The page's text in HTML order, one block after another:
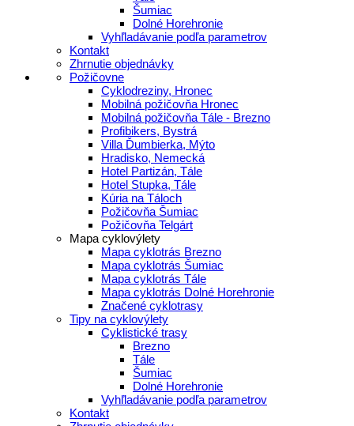
Šumiac
Dolné Horehronie
Vyhľladávanie podľa parametrov
Kontakt
Zhrnutie objednávky
Požičovne
Cyklodreziny, Hronec
Mobilná požičovňa Hronec
Mobilná požičovňa Tále - Brezno
Profibikers, Bystrá
Villa Ďumbierka, Mýto
Hradisko, Nemecká
Hotel Partizán, Tále
Hotel Stupka, Tále
Kúria na Táloch
Požičovňa Šumiac
Požičovňa Telgárt
Mapa cyklovýlety
Mapa cyklotrás Brezno
Mapa cyklotrás Šumiac
Mapa cyklotrás Tále
Mapa cyklotrás Dolné Horehronie
Značené cyklotrasy
Tipy na cyklovýlety
Cyklistické trasy
Brezno
Tále
Šumiac
Dolné Horehronie
Vyhľladávanie podľa parametrov
Kontakt